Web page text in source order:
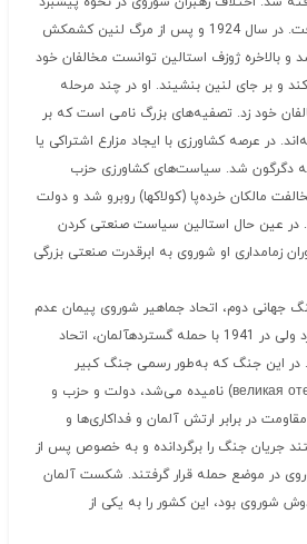
سیاست‌های اقتصادی بالا گرفت. در سال 1924 و پس از مرگ لنین کشمکش
و بالاخره ژوزف استالین توانست مخالفان خود
و بر جای لنین بنشیند. او در چند مرحله
خود زد. تصفیه‌های بزرگ نامی است که بر
در عرصه کشاورزی با ایجاد مزارع اشتراکی یا
دگرگون شد. سیاست‌های کشاورزی حزب
مالکان خرده‌پا (کولاکها) روبرو شد و دولت
در عین حال استالین سیاست صنعتی کردن
زمامداری او شوروی به ابرقدرت صنعتی بزرگی
جنگ جهانی دوم، اتحاد جماهیر شوروی پیمان عدم
تجاوز با آلمان نازی منعقد کرد ولی در 1941 با حمله گستردهآلمان، اتحاد
در این جنگ که به‌طور رسمی جنگ کبیر
میهنی(великая отечественная война) نامیده می‌شد، دولت و حزب و
در برابر ارتش آلمان و فداکاری‌ها و
جریان جنگ را برگردانده و به خصوص پس از
در موضع حمله قرار گرفتند. شکست آلمان
بر دوش شوروی بود، این کشور را به یکی از